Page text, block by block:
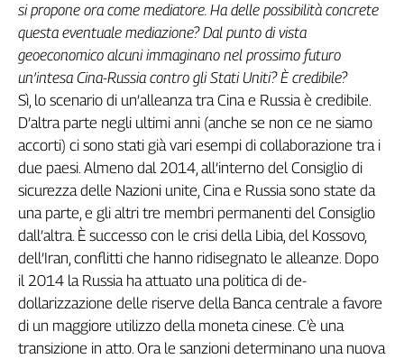
si propone ora come mediatore. Ha delle possibilità concrete
questa eventuale mediazione? Dal punto di vista
geoeconomico alcuni immaginano nel prossimo futuro
un’intesa Cina-Russia contro gli Stati Uniti? È credibile?
Sì, lo scenario di un’alleanza tra Cina e Russia è credibile.
D’altra parte negli ultimi anni (anche se non ce ne siamo
accorti) ci sono stati già vari esempi di collaborazione tra i
due paesi. Almeno dal 2014, all’interno del Consiglio di
sicurezza delle Nazioni unite, Cina e Russia sono state da
una parte, e gli altri tre membri permanenti del Consiglio
dall’altra. È successo con le crisi della Libia, del Kossovo,
dell’Iran, conflitti che hanno ridisegnato le alleanze. Dopo
il 2014 la Russia ha attuato una politica di de-
dollarizzazione delle riserve della Banca centrale a favore
di un maggiore utilizzo della moneta cinese. C’è una
transizione in atto. Ora le sanzioni determinano una nuova